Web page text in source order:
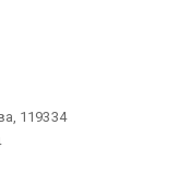
119334